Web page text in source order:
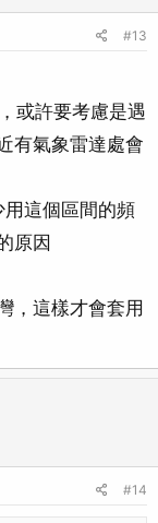
#13
或許要考慮是遇
有氣象雷達處會
這個區間的頻
原因
，這樣才會套用
#14